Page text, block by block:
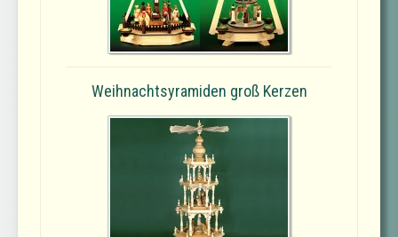
Weihnachtsyramiden groß Kerzen